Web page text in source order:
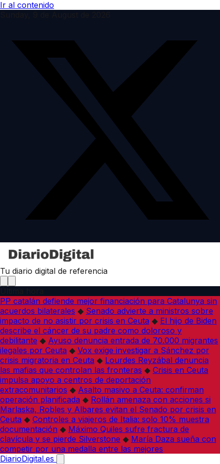
Ir al contenido
Tu diario digital de referencia
PP catalán defiende mejor financiación para Catalunya sin
acuerdos bilaterales ◆ Senado advierte a ministros sobre
impacto de no asistir por crisis en Ceuta ◆ El hijo de Biden
describe el cáncer de su padre como doloroso y
debilitante ◆ Ayuso denuncia entrada de 70.000 migrantes
ilegales por Ceuta ◆ Vox exige investigar a Sánchez por
crisis migratoria en Ceuta ◆ Lourdes Reyzábal denuncia
las mafias que controlan las fronteras ◆ Crisis en Ceuta
impulsa apoyo a centros de deportación
extracomunitarios ◆ Asalto masivo a Ceuta: confirman
operación planificada ◆ Rollán amenaza con acciones si
Marlaska, Robles y Albares evitan el Senado por crisis en
Ceuta ◆ Controles a viajeros de Italia: solo 10% muestra
documentación ◆ Máximo Quiles sufre fractura de
clavícula y se pierde Silverstone ◆ María Daza sueña con
competir por una medalla entre las mejores
DiarioDigital.es